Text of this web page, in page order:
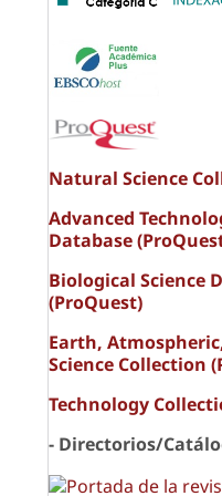
Natural Science
Advanced
Database
Biological Science
(ProQuest)
Earth,
Science Collection
Technology
- Directorios/